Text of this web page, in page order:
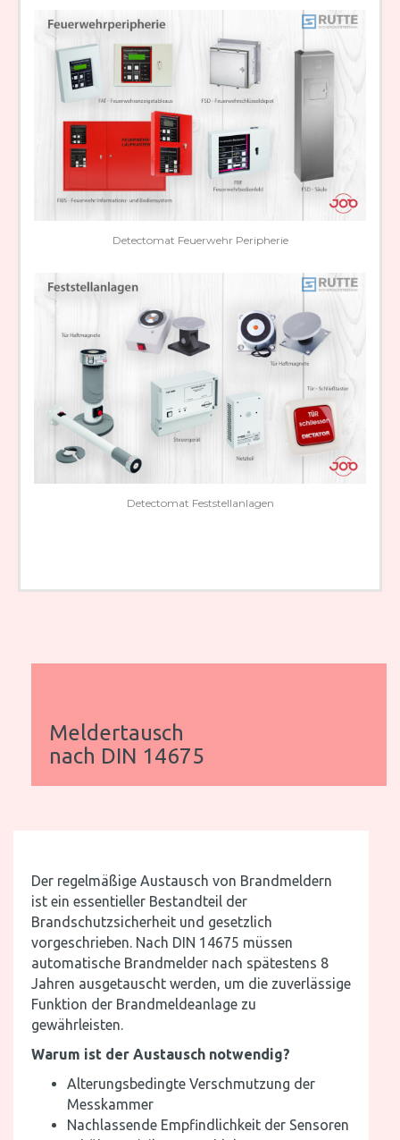
Detectomat Feuerwehr Peripherie
Detectomat Feststellanlagen
Meldertausch
nach DIN 14675
Der regelmäßige Austausch von Brandmeldern
ist ein essentieller Bestandteil der
Brandschutzsicherheit und gesetzlich
vorgeschrieben. Nach DIN 14675 müssen
automatische Brandmelder nach spätestens 8
Jahren ausgetauscht werden, um die zuverlässige
Funktion der Brandmeldeanlage zu
gewährleisten.
Warum ist der Austausch notwendig?
Alterungsbedingte Verschmutzung der
Messkammer
Nachlassende Empfindlichkeit der Sensoren